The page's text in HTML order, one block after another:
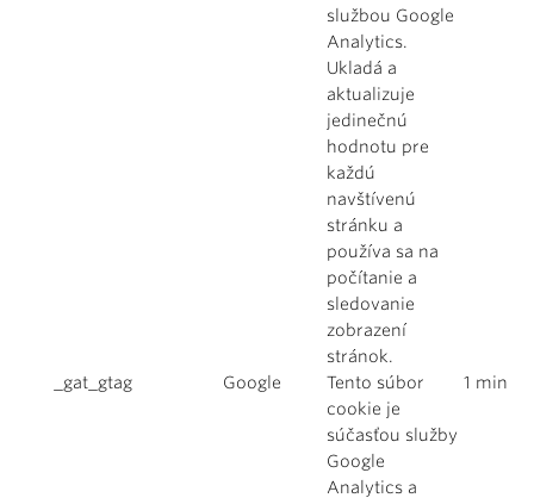
službou Google
Analytics.
Ukladá a
aktualizuje
jedinečnú
hodnotu pre
každú
navštívenú
stránku a
používa sa na
počítanie a
sledovanie
zobrazení
stránok.
_gat_gtag Google
Tento súbor
cookie je
súčasťou služby
Google
Analytics a
1 min